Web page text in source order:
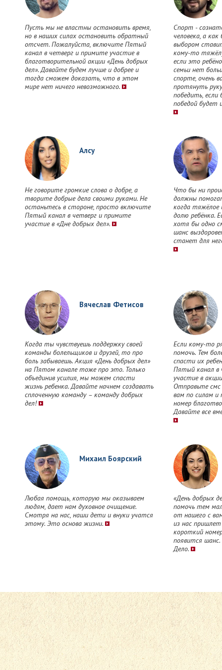
Пусть мы не властны остановить время,
но в наших силах остановить обратный
отсчет. Пожалуйста, включите Пятый
канал в четверг и примите участие в
благотворительной акции «День добрых
дел». Давайте будем лучше и добрее и
тогда сможем доказать, что в этом
мире нет ничего невозможного.
Спорт -
человека, а
выбором
кому-то
если это
семьи нет
спорте, очень
протянуть
победить, если
победой будет
Алсу
Не говорите громкие слова о добре, а
творите добрые дела своими руками. Не
останьтесь в стороне, просто включите
Пятый канал в четверг и примите
участие в «Дне добрых дел».
Что бы ни
должны
когда тяжёлое
долю ребёнка.
хотя бы одно
шанс
станет для
Вячеслав Фетисов
Когда ты чувствуешь поддержку своей
команды болельщиков и друзей, то про
боль забываешь. Акция «День добрых дел»
на Пятом канале тоже про это. Только
объединив усилия, мы можем спасти
жизнь ребенка. Давайте начнем создавать
сплоченную команду – команду добрых
дел!
Если кому-то
помочь. Тем
спасти их
Пятый канал в
участие в
Отправьте
вам по силам и
номер
Давайте все
Михаил Боярский
Любая помощь, которую мы оказываем
людям, дает нам духовное очищение.
Смотря на нас, наши дети и внуки учатся
этому. Это основа жизни.
«День добрых
помочь тем
от нашего с
из нас
короткий
появится шанс.
Дело.